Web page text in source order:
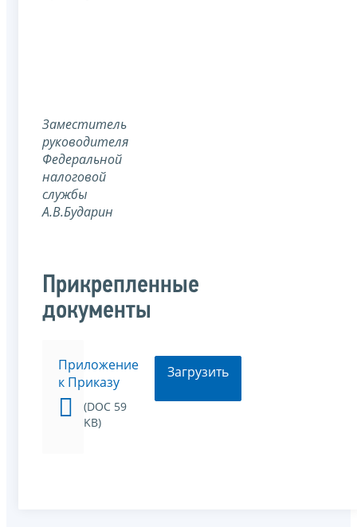
Заместитель
руководителя
Федеральной
налоговой
службы
А.В.Бударин
Прикрепленные
документы
Приложение
к Приказу
(DOC 59
KB)
Загрузить